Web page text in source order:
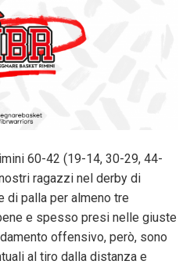
60-42 (19-14, 30-29, 44-
ragazzi nel derby di
di palla per almeno tre
e spesso presi nelle giuste
offensivo, però, sono
al tiro dalla distanza e